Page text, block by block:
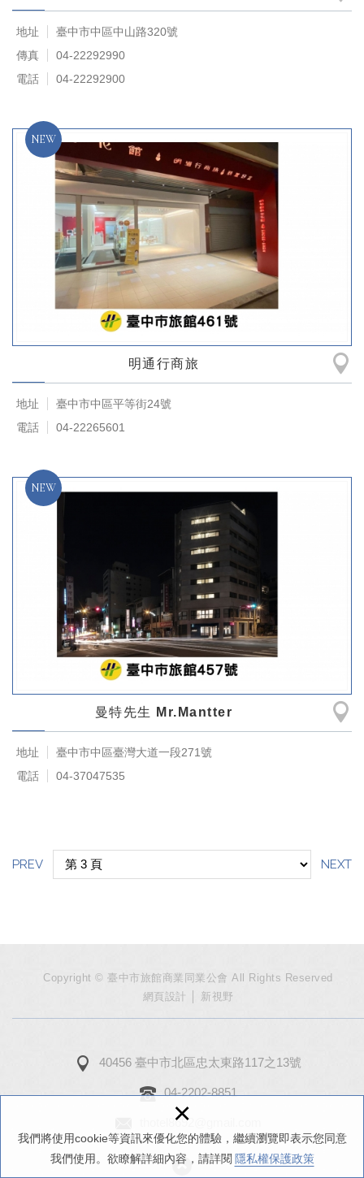
我們將使用cookie等資訊來優化您的體驗，繼續瀏覽即表示您同意
我們使用。欲瞭解詳細內容，請詳閱 隱私權保護政策
×
地址
臺中市中區中山路320號
傳真
04-22292990
電話
04-22292900
明通行商旅
地址
臺中市中區平等街24號
電話
04-22265601
曼特先生 Mr.Mantter
地址
臺中市中區臺灣大道一段271號
電話
04-37047535
PREV NEXT
Copyright © 臺中市旅館商業同業公會 All Rights Reserved
網頁設計
│ 新視野
40456 臺中市北區忠太東路117之13號
04-2202-8851
thotel8692@gmail.com